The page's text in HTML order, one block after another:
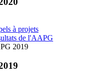
à projets
de l'AAPG
2019